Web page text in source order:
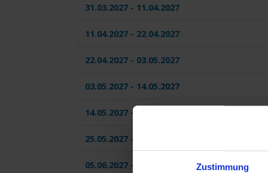
Zustimmung
31.03.2027 - 11.04.2027
11.04.2027 - 22.04.2027
22.04.2027 - 03.05.2027
03.05.2027 - 14.05.2027
14.05.2027 - 25.05.2027
25.05.2027 - 05.06.2027
05.06.2027 - 16.06.2027